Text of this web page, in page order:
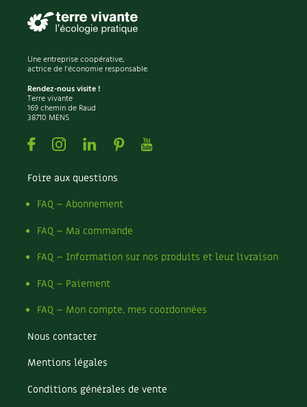
Pesticides
Petits pois
Piment
Pissenlit
Pizza
Plantes
Plantes d'extérieur
Plantes d'intérieur
Plantes médicinales
Plantes sauvages
Plants
Plastique
Poireau
Pollinisation
Pollution
Pomme
Potager
Potager en lasagnes
Poules
Prairie fleurie
Une entreprise coopérative,
actrice de l'économie responsable.
Rendez-nous visite !
Terre vivante
169 chemin de Raud
38710 MENS
FacebookInstagramLinkedin
PinterestYoutube
Foire aux questions
FAQ – Abonnement
FAQ – Ma commande
FAQ – Information sur nos produits et leur livraison
FAQ – Paiement
FAQ – Mon compte, mes coordonnées
Nous contacter
Mentions légales
Conditions générales de vente